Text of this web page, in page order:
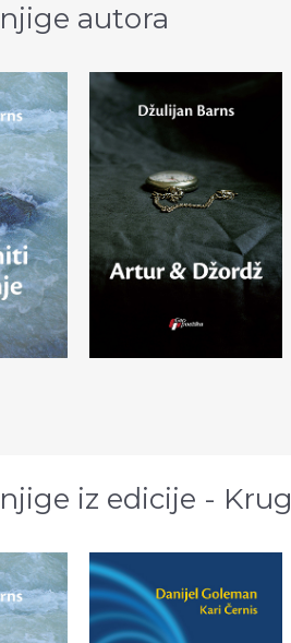
autora
iz edicije - Krug